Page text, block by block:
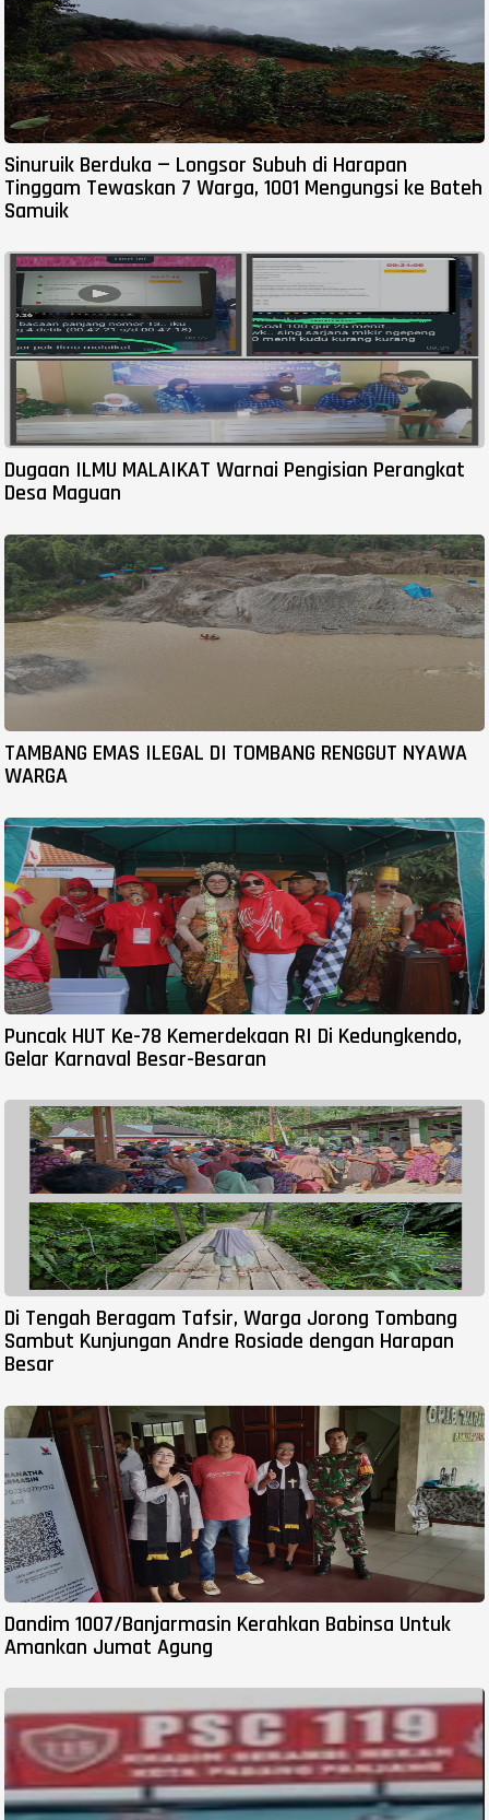
Sinuruik Berduka — Longsor Subuh di Harapan
Tinggam Tewaskan 7 Warga, 1001 Mengungsi ke Bateh
Samuik
Dugaan ILMU MALAIKAT Warnai Pengisian Perangkat
Desa Maguan
TAMBANG EMAS ILEGAL DI TOMBANG RENGGUT NYAWA
WARGA
Puncak HUT Ke-78 Kemerdekaan RI Di Kedungkendo,
Gelar Karnaval Besar-Besaran
Di Tengah Beragam Tafsir, Warga Jorong Tombang
Sambut Kunjungan Andre Rosiade dengan Harapan
Besar
Dandim 1007/Banjarmasin Kerahkan Babinsa Untuk
Amankan Jumat Agung